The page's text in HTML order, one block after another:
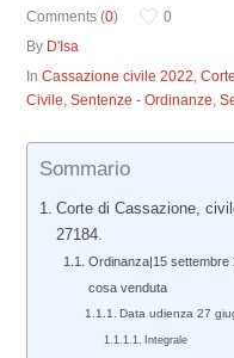
Comments (0)
0
By D'Isa
InCassazione civile 2022,
Civile,Sentenze - Ordinanze,
Sommario
Corte di Cassazione,
27184.
Ordinanza|15 settembre
cosa venduta
Data udienza 27
Integrale